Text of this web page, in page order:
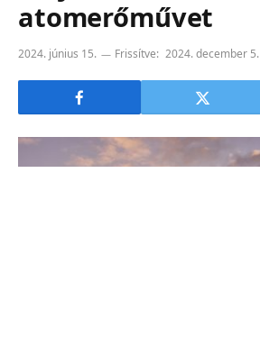
atomerőművet
2024. június 15. Frissítve: 2024. december 5.